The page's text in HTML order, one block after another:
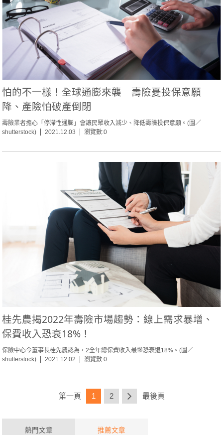
怕的不一樣！全球通膨來襲 壽險憂投保意願
降、產險怕破產倒閉
壽險業者擔心「停滯性通膨」會讓民眾收入減少、降低壽險投保意願。(圖／
shutterstock)
2021.12.03 瀏覽數:0
桂先農揭2022年壽險市場趨勢：線上需求暴增、
保費收入恐衰18%！
保險中心今董事長桂先農認為，2全年總保費收入最慘恐衰退18%。(圖／
shutterstock)
2021.12.02 瀏覽數:0
第一頁 1 2 最後頁
熱門文章 推薦文章